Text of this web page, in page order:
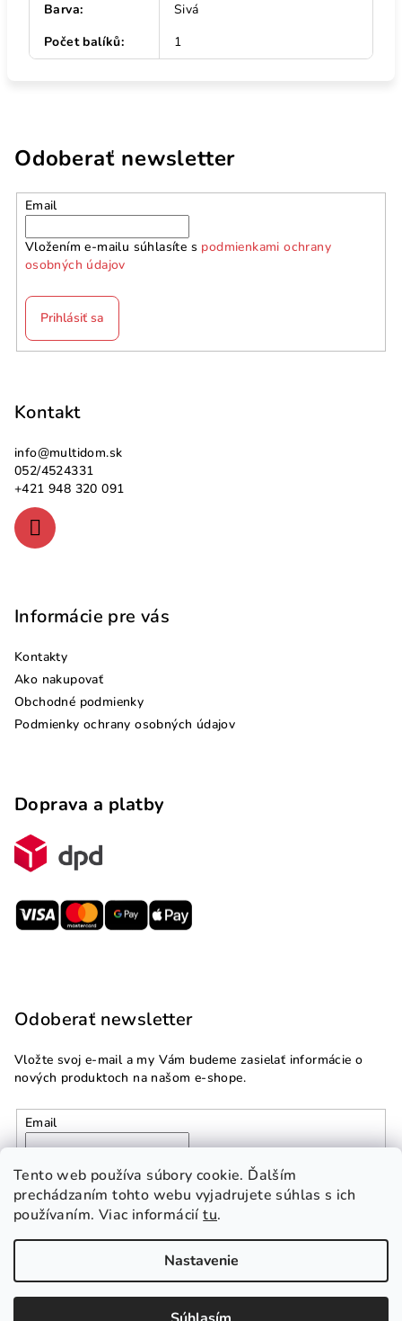
Tento web používa súbory cookie. Ďalším
prechádzaním tohto webu vyjadrujete súhlas s ich
používaním. Viac informáciítu.
Nastavenie
Barva:
Sivá
Počet balíků: 1
Odoberať newsletter
Email
Vložením e-mailu súhlasíte s podmienkami ochrany
osobných údajov
Prihlásiť sa
Kontakt
info@multidom.sk
052/4524331
+421 948 320 091
Informácie pre vás
Kontakty
Ako nakupovať
Obchodné podmienky
Podmienky ochrany osobných údajov
Doprava a platby
Odoberať newsletter
Vložte svoj e-mail a my Vám budeme zasielať informácie o
nových produktoch na našom e-shope.
Email
Vložením e-mailu súhlasíte s
podmienkami ochrany
osobných údajov
Prihlásiť sa